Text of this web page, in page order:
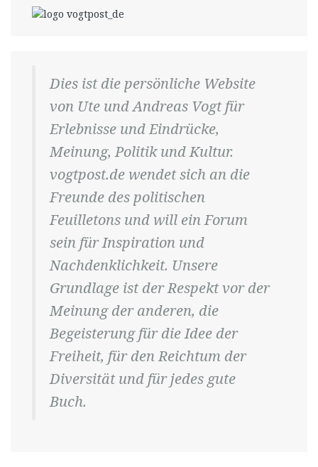
Dies ist die persönliche Website
von Ute und Andreas Vogt für
Erlebnisse und Eindrücke,
Meinung, Politik und Kultur.
vogtpost.de wendet sich an die
Freunde des politischen
Feuilletons und will ein Forum
sein für Inspiration und
Nachdenklichkeit. Unsere
Grundlage ist der Respekt vor der
Meinung der anderen, die
Begeisterung für die Idee der
Freiheit, für den Reichtum der
Diversität und für jedes gute
Buch.